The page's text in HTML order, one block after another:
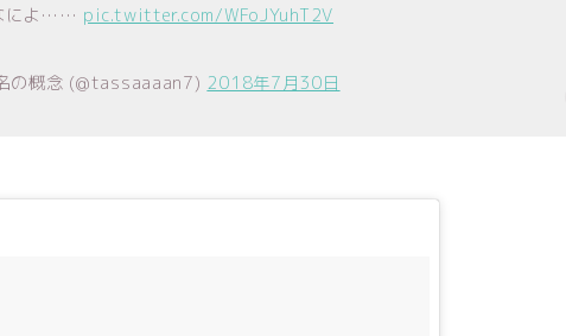
によ…… pic.twitter.com/WFoJYuhT2V
の概念 (@tassaaaan7) 2018年7月30日